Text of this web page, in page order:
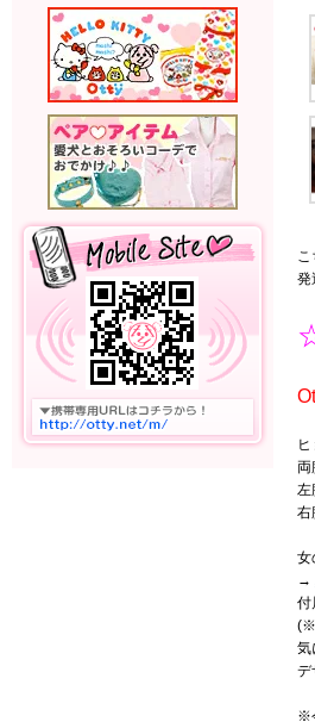
発
両
左
右
女
→
付
(※
気
デ
※